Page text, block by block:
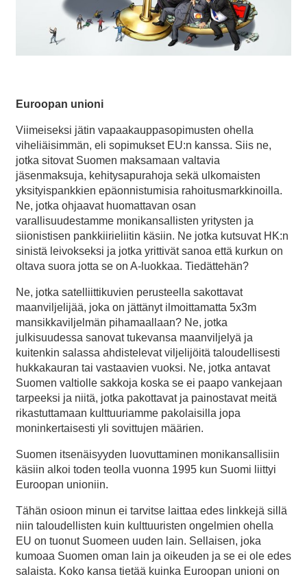
Euroopan unioni
Viimeiseksi jätin vapaakauppasopimusten ohella
viheliäisimmän, eli sopimukset EU:n kanssa. Siis ne,
jotka sitovat Suomen maksamaan valtavia
jäsenmaksuja, kehitysapurahoja sekä ulkomaisten
yksityispankkien epäonnistumisia rahoitusmarkkinoilla.
Ne, jotka ohjaavat huomattavan osan
varallisuudestamme monikansallisten yritysten ja
siionistisen pankkiirieliitin käsiin. Ne jotka kutsuvat HK:n
sinistä leivokseksi ja jotka yrittivät sanoa että kurkun on
oltava suora jotta se on A-luokkaa. Tiedättehän?
Ne, jotka satelliittikuvien perusteella sakottavat
maanviljelijää, joka on jättänyt ilmoittamatta 5x3m
mansikkaviljelmän pihamaallaan? Ne, jotka
julkisuudessa sanovat tukevansa maanviljelyä ja
kuitenkin salassa ahdistelevat viljelijöitä taloudellisesti
hukkakauran tai vastaavien vuoksi. Ne, jotka antavat
Suomen valtiolle sakkoja koska se ei paapo vankejaan
tarpeeksi ja niitä, jotka pakottavat ja painostavat meitä
rikastuttamaan kulttuuriamme pakolaisilla jopa
moninkertaisesti yli sovittujen määrien.
Suomen itsenäisyyden luovuttaminen monikansallisiin
käsiin alkoi toden teolla vuonna 1995 kun Suomi liittyi
Euroopan unioniin.
Tähän osioon minun ei tarvitse laittaa edes linkkejä sillä
niin taloudellisten kuin kulttuuristen ongelmien ohella
EU on tuonut Suomeen uuden lain. Sellaisen, joka
kumoaa Suomen oman lain ja oikeuden ja se ei ole edes
salaista. Koko kansa tietää kuinka Euroopan unioni on